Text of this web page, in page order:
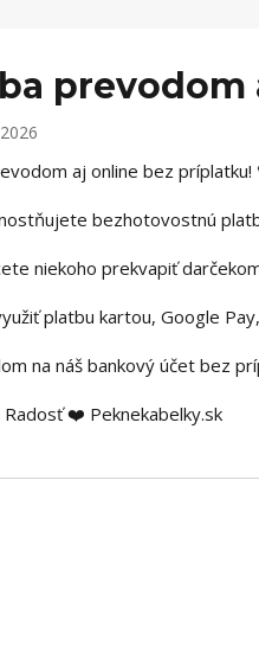
prevodom
aj online bez príplatku!
bezhotovostnú
niekoho prekvapiť
platbu kartou, Google
na náš bankový účet bez
Radosť ❤️ Peknekabelky.sk